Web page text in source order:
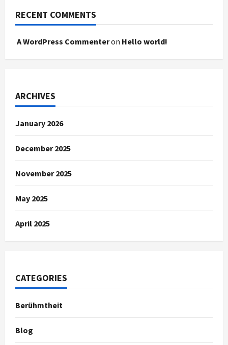
RECENT COMMENTS
A WordPress Commenteron Hello world!
ARCHIVES
January 2026
December 2025
November 2025
May 2025
April 2025
CATEGORIES
Berühmtheit
Blog